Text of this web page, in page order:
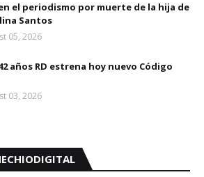
el periodismo por muerte de la hija de
Santos
05, 2026
años RD estrena hoy nuevo Código
03, 2026